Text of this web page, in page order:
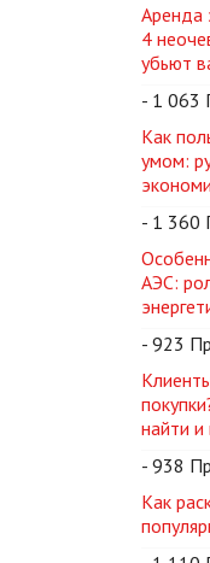
Аренда
4
убьют
- 1 063
Как
умом:
- 1 360
АЭС:
- 923
найти и
- 938
Как